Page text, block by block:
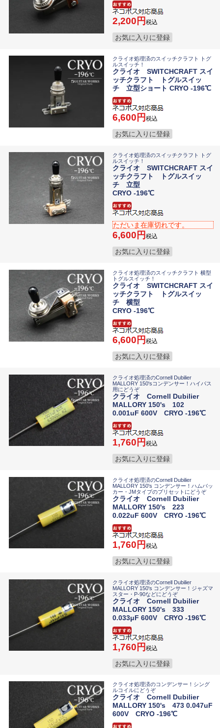
2,200 税込
お気に入りに登録
クライオ処理済のスイッチクラフト トグ
ルスイッチ！
クライオ SWITCHCRAFT スイ
ッチクラフト トグルスイッ
チ 立型ショート CRYO -196℃
6,600 税込
お気に入りに登録
クライオ処理済のスイッチクラフト トグ
ルスイッチ！
クライオ SWITCHCRAFT スイ
ッチクラフト トグルスイッ
チ 立型
CRYO -196℃
ただいま在庫切れです。
6,600 税込
お気に入りに登録
クライオ処理済のスイッチクラフト 横型
トグルスイッチ！
クライオ SWITCHCRAFT スイ
ッチクラフト トグルスイッ
チ 横型
CRYO -196℃
6,600 税込
お気に入りに登録
クライオ処理済のCornell Dubilier
MALLORY 150'sコンデンサー！ハイパス
用にどうぞ
クライオ Cornell Dubilier
MALLORY 150's 102
0.001uF 600V CRYO -196℃
1,760 税込
お気に入りに登録
クライオ処理済のCornell Dubilier
MALLORY 150's コンデンサー！ハムバッ
カー・JMタイプのプリセットにどうぞ
クライオ Cornell Dubilier
MALLORY 150's 223
0.022uF 600V CRYO -196℃
1,760 税込
お気に入りに登録
クライオ処理済のCornell Dubilier
MALLORY 150's コンデンサー！ジャズマ
スター・P-90などにどうぞ
クライオ Cornell Dubilier
MALLORY 150's 333
0.033μF 600V CRYO -196℃
1,760 税込
お気に入りに登録
クライオ処理済のコンデンサー！シング
ルコイルにどうぞ
クライオ Cornell Dubilier
MALLORY 150's 473 0.047uF
600V CRYO -196℃